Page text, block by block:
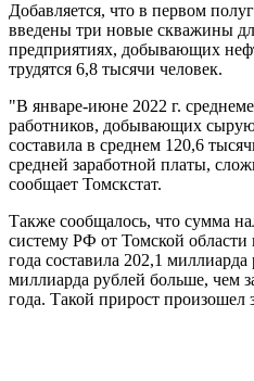
Добавляется, что в первом
введены три новые скважины
предприятиях, добывающих
трудятся 6,8 тысячи человек.
"В январе-июне 2022 г.
работников, добывающих
составила в среднем 120,6
средней заработной платы,
сообщает Томскстат.
Также сообщалось, что сумма
систему РФ от Томской
года составила 202,1
миллиарда рублей больше, чем
года. Такой прирост произошел